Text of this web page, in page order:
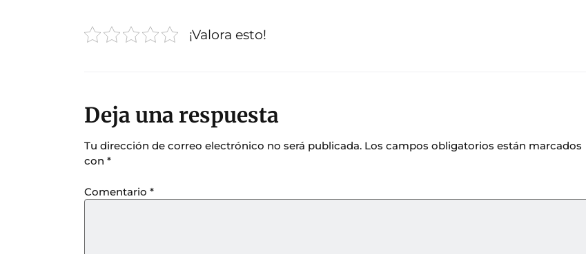
¡Valora esto!
Deja una respuesta
Tu dirección de correo electrónico no será publicada. Los campos obligatorios están marcados
con *
Comentario *